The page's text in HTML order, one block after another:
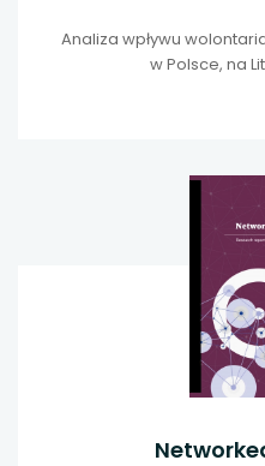
Analiza wpływu
w Polsce, na